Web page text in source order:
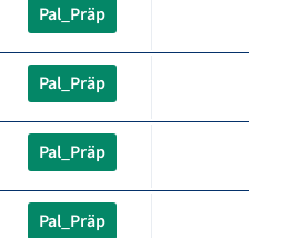
Pal_Präp
Pal_Präp
Pal_Präp
Pal_Präp